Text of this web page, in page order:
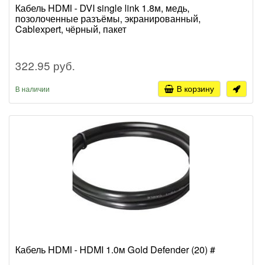
Кабель HDMI - DVI single link 1.8м, медь,
позолоченные разъёмы, экранированный,
Cablexpert, чёрный, пакет
322.95 руб.
В наличии В корзину
Кабель HDMI - HDMI 1.0м Gold Defender (20) #